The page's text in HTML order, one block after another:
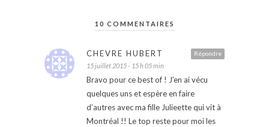
10 COMMENTAIRES
Répondre
CHEVRE HUBERT
15 juillet 2015 - 15 h 05 min
Bravo pour ce best of ! J’en ai vécu
quelques uns et espère en faire
d’autres avec ma fille Julieette qui vit à
Montréal !! Le top reste pour moi les